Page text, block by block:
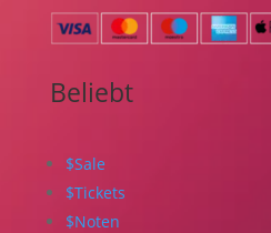
Beliebt
$Sale
$Tickets
$Noten